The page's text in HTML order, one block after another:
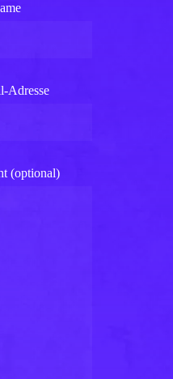
Adresse
(optional)